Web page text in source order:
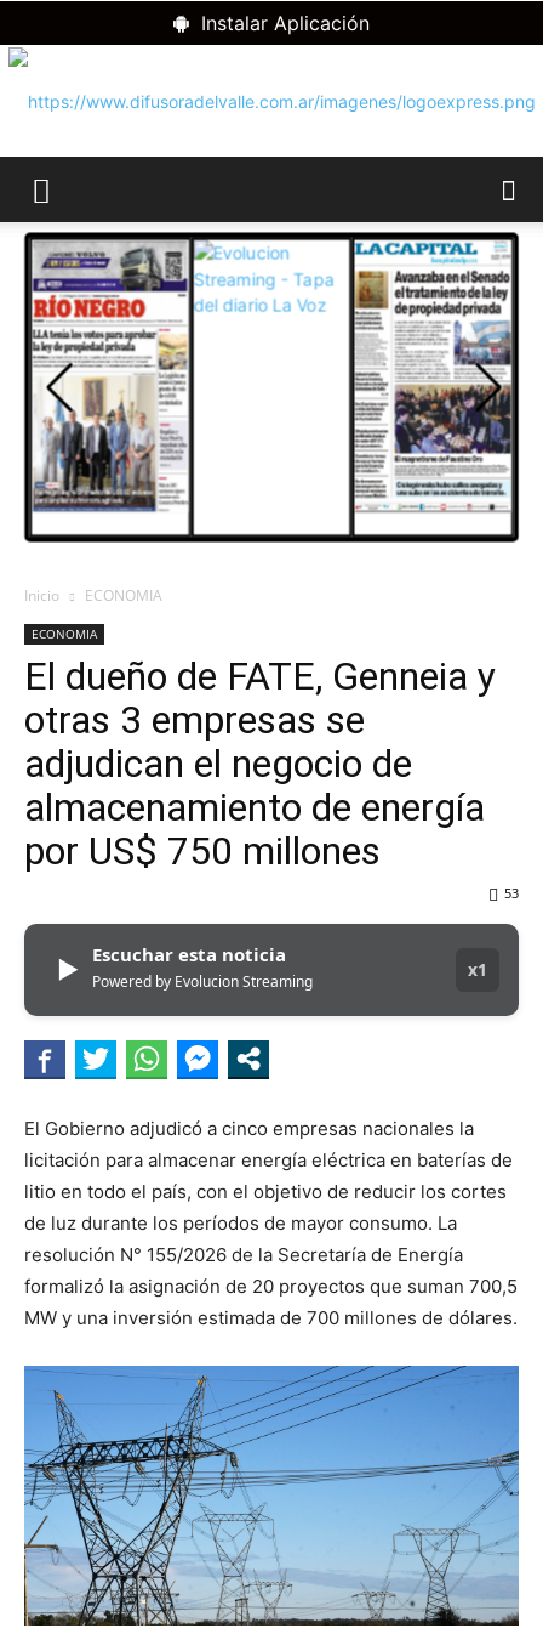
Instalar Aplicación
DIFUSORA
VALLE
Inicio ECONOMIA
ECONOMIA
El dueño de FATE, Genneia y
otras 3 empresas se
adjudican el negocio de
almacenamiento de energía
por US$ 750 millones
53
▶ Escuchar esta noticia
Powered by Evolucion Streaming
x1
El Gobierno adjudicó a cinco empresas nacionales la
licitación para almacenar energía eléctrica en baterías de
litio en todo el país, con el objetivo de reducir los cortes
de luz durante los períodos de mayor consumo. La
resolución N° 155/2026 de la Secretaría de Energía
formalizó la asignación de 20 proyectos que suman 700,5
MW y una inversión estimada de 700 millones de dólares.